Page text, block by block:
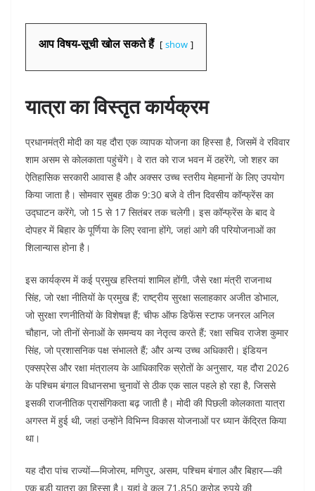
आप विषय-सूची खोल सकते हैं show
यात्रा का विस्तृत कार्यक्रम
प्रधानमंत्री मोदी का यह दौरा एक व्यापक योजना का हिस्सा है, जिसमें वे रविवार
शाम असम से कोलकाता पहुंचेंगे। वे रात को राज भवन में ठहरेंगे, जो शहर का
ऐतिहासिक सरकारी आवास है और अक्सर उच्च स्तरीय मेहमानों के लिए उपयोग
किया जाता है। सोमवार सुबह ठीक 9:30 बजे वे तीन दिवसीय कॉन्फ्रेंस का
उद्घाटन करेंगे, जो 15 से 17 सितंबर तक चलेगी। इस कॉन्फ्रेंस के बाद वे
दोपहर में बिहार के पूर्णिया के लिए रवाना होंगे, जहां आगे की परियोजनाओं का
शिलान्यास होना है।
इस कार्यक्रम में कई प्रमुख हस्तियां शामिल होंगी, जैसे रक्षा मंत्री राजनाथ
सिंह, जो रक्षा नीतियों के प्रमुख हैं; राष्ट्रीय सुरक्षा सलाहकार अजीत डोभाल,
जो सुरक्षा रणनीतियों के विशेषज्ञ हैं; चीफ ऑफ डिफेंस स्टाफ जनरल अनिल
चौहान, जो तीनों सेनाओं के समन्वय का नेतृत्व करते हैं; रक्षा सचिव राजेश कुमार
सिंह, जो प्रशासनिक पक्ष संभालते हैं; और अन्य उच्च अधिकारी। इंडियन
एक्सप्रेस और रक्षा मंत्रालय के आधिकारिक स्रोतों के अनुसार, यह दौरा 2026
के पश्चिम बंगाल विधानसभा चुनावों से ठीक एक साल पहले हो रहा है, जिससे
इसकी राजनीतिक प्रासंगिकता बढ़ जाती है। मोदी की पिछली कोलकाता यात्रा
अगस्त में हुई थी, जहां उन्होंने विभिन्न विकास योजनाओं पर ध्यान केंद्रित किया
था।
यह दौरा पांच राज्यों—मिजोरम, मणिपुर, असम, पश्चिम बंगाल और बिहार—की
एक बड़ी यात्रा का हिस्सा है। यहां वे कुल 71,850 करोड़ रुपये की